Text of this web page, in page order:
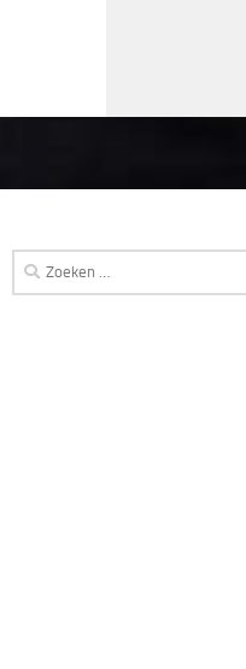
Zoeken
naar: